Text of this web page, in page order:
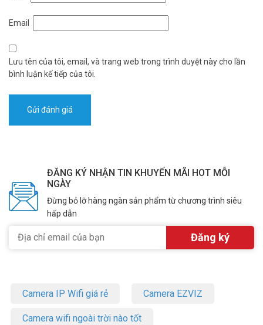
Email
Lưu tên của tôi, email, và trang web trong trình duyệt này cho lần
bình luận kế tiếp của tôi.
ĐĂNG KÝ NHẬN TIN KHUYẾN MÃI HOT MỖI
NGÀY
Đừng bỏ lỡ hàng ngàn sản phẩm từ chương trình siêu
hấp dẫn
Camera IP Wifi giá rẻ Camera EZVIZ
Camera wifi ngoài trời nào tốt